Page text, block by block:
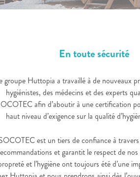
En toute sécurité
groupe Huttopia a travaillé à de nouveaux
hygiénistes, des médecins et des experts
afin d’aboutir à une certification
haut niveau d’exigence sur la qualité
est un tiers de confiance à travers
et garantit le respect de nos
et l’hygiène ont toujours été d’une